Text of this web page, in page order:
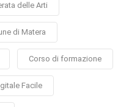
delle Arti
di Matera
Corso di formazione
Facile